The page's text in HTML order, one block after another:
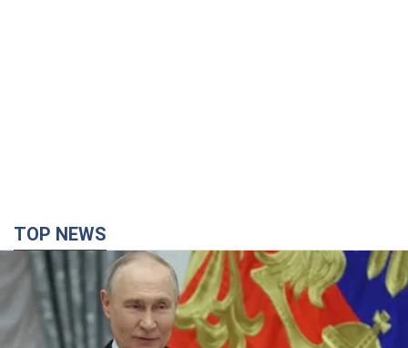
TOP NEWS